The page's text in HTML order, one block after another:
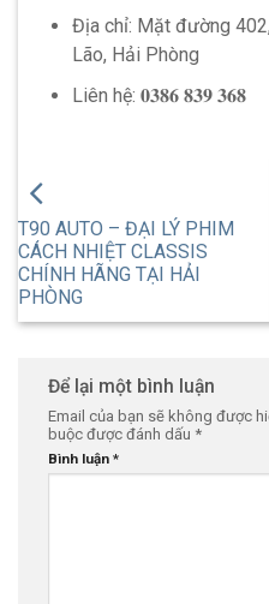
Địa chỉ: Mặt đường
Lão, Hải Phòng
Liên hệ: 𝟎𝟑𝟖𝟔 𝟖𝟑𝟗 𝟑𝟔𝟖
T90 AUTO – ĐẠI LÝ PHIM
CÁCH NHIỆT CLASSIS
CHÍNH HÃNG TẠI HẢI
PHÒNG
Để lại một bình luận
Email của bạn sẽ không được
buộc được đánh dấu *
Bình luận *